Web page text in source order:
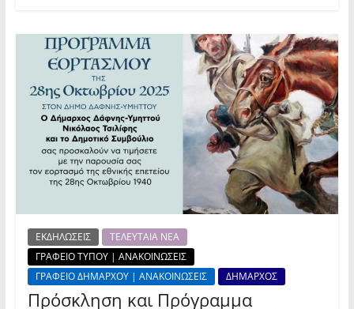
ΕΚΔΗΛΩΣΕΙΣ
ΤΕΛΕΥΤΑΙΑ ΝΕΑ
ΓΡΑΦΕΙΟ ΤΥΠΟΥ | ΑΝΑΚΟΙΝΩΣΕΙΣ
ΓΡΑΦΕΙΟ ΔΗΜΑΡΧΟΥ | ΑΝΑΚΟΙΝΩΣΕΙΣ
ΔΗΜΑΡΧΟΣ
Πρόσκληση και Πρόγραμμα